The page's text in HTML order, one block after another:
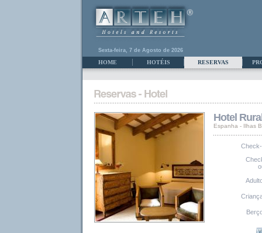
Sexta-feira, 7 de Agosto de 2026
HOME HOTÉIS RESERVAS
Hotel
Espanha - Ilhas